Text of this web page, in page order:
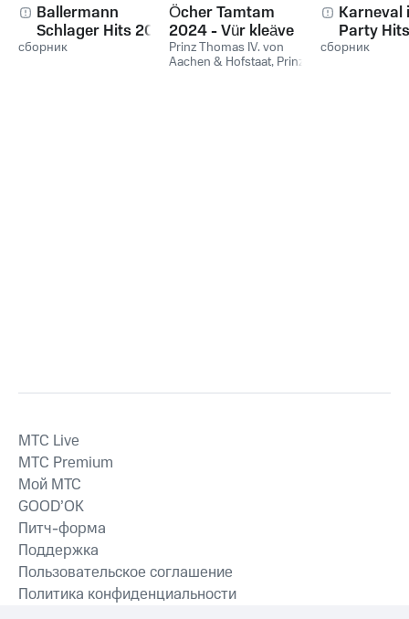
Ballermann
Schlager Hits 2025
сборник
Öcher Tamtam
2024 - Vür kleäve
zesame
Prinz Thomas IV. von
Aachen & Hofstaat, Prinz
Karneval
Party
сборник
MTС Live
MTС Premium
Мой МТС
GOOD’OK
Питч-форма
Поддержка
Пользовательское соглашение
Политика конфиденциальности